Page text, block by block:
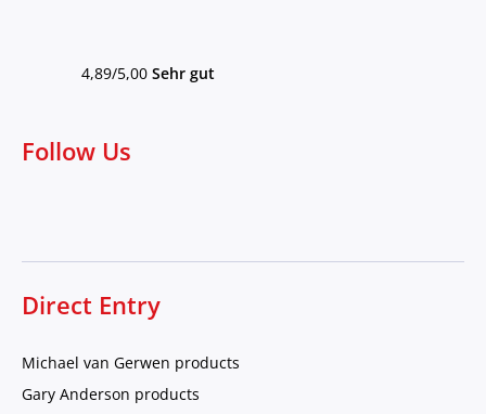
4,89/5,00 Sehr gut
Follow Us
Direct Entry
Michael van Gerwen products
Gary Anderson products